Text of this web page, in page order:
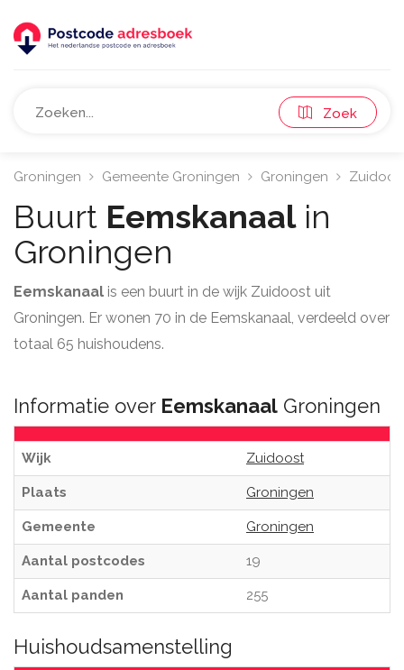
Zoek
Groningen Gemeente Groningen Groningen
Buurt Eemskanaalin
Groningen
Eemskanaal is een buurt in de wijk Zuidoost uit
Groningen. Er wonen 70 in de Eemskanaal, verdeeld over
totaal 65 huishoudens.
Informatie over Eemskanaal Groningen
Wijk Zuidoost
Plaats Groningen
Gemeente Groningen
Aantal postcodes 19
Aantal panden 255
Huishoudsamenstelling